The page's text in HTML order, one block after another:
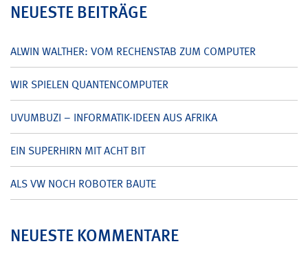
NEUESTE BEITRÄGE
ALWIN WALTHER: VOM RECHENSTAB ZUM COMPUTER
WIR SPIELEN QUANTENCOMPUTER
UVUMBUZI – INFORMATIK-IDEEN AUS AFRIKA
EIN SUPERHIRN MIT ACHT BIT
ALS VW NOCH ROBOTER BAUTE
NEUESTE KOMMENTARE